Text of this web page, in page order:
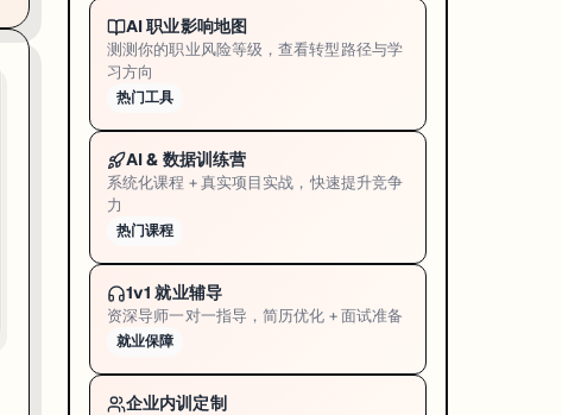
AI 职业影响地图
测测你的职业风险等级，查看转型路径与学
习方向
热门工具
AI & 数据训练营
系统化课程 + 真实项目实战，快速提升竞争
力
热门课程
1v1 就业辅导
资深导师一对一指导，简历优化 + 面试准备
就业保障
企业内训定制